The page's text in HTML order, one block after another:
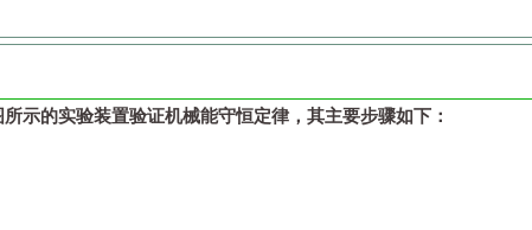
数如图2所示，读得其直径D＝______mm。
笔划线代替导线将图3所示的实物图连接完整。（________
滑片置于合适位置，然后调节线夹
出金属丝的电阻率
示的实验装置验证机械能守恒定律，其主要步骤如下：